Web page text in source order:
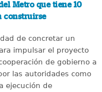
Metro que tiene 10
construirse
de concretar un
impulsar el proyecto
de gobierno a
las autoridades como
ejecución de